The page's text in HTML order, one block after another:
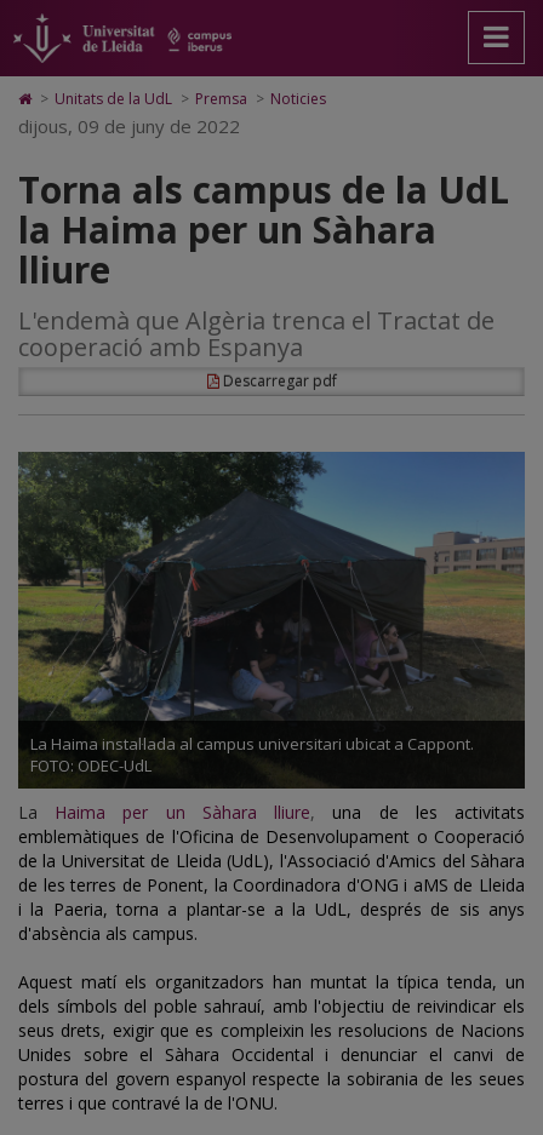
Torna
als
campus
de
la
UdL
la
Haima
per
Sàhara
lliure
pàgina
principal.
Universitat
Lleida
contingut
principal
Mapa
Web.
Universitat
Cerca
Accessibilitat.
Universitat
Lleida
Icono
de
Home
ir
a
la
página
de
inicio
> Unitats de la UdL > Premsa > Noticies
dijous, 09 de juny de 2022
Torna als campus de la UdL
la Haima per un Sàhara
lliure
L'endemà que Algèria trenca el Tractat de
cooperació amb Espanya
Descarregar pdf
La Haima instal·lada al campus universitari ubicat a Cappont.
FOTO: ODEC-UdL
La Haima per un Sàhara lliure, una de les activitats
emblemàtiques de l'Oficina de Desenvolupament o Cooperació
de la Universitat de Lleida (UdL), l'Associació d'Amics del Sàhara
de les terres de Ponent, la Coordinadora d'ONG i aMS de Lleida
i la Paeria, torna a plantar-se a la UdL, després de sis anys
d'absència als campus.
Aquest matí els organitzadors han muntat la típica tenda, un
dels símbols del poble sahrauí, amb l'objectiu de reivindicar els
seus drets, exigir que es compleixin les resolucions de Nacions
Unides sobre el Sàhara Occidental i denunciar el canvi de
postura del govern espanyol respecte la sobirania de les seues
terres i que contravé la de l'ONU.